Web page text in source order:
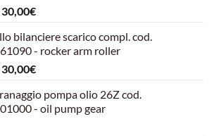
Il
originale
era:
39,00€.
30,00€Il
attuale
è:
30,00€.
bilanciere scarico compl. cod.
- rocker arm roller
Il
originale
era:
30,00€Il
attuale
è:
pompa olio 26Z cod.
- oil pump gear